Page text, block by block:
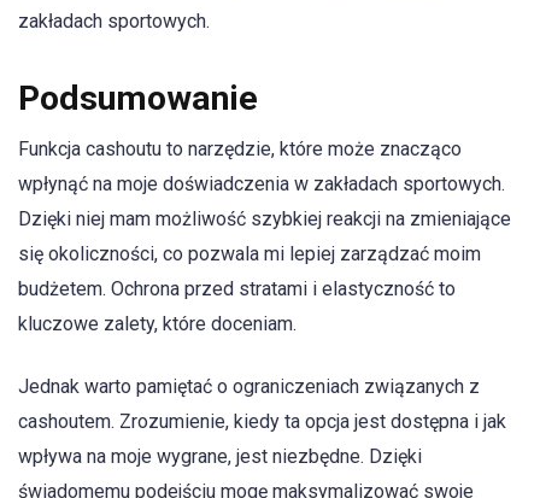
zakładach sportowych.
Podsumowanie
Funkcja cashoutu to narzędzie, które może znacząco
wpłynąć na moje doświadczenia w zakładach sportowych.
Dzięki niej mam możliwość szybkiej reakcji na zmieniające
się okoliczności, co pozwala mi lepiej zarządzać moim
budżetem. Ochrona przed stratami i elastyczność to
kluczowe zalety, które doceniam.
Jednak warto pamiętać o ograniczeniach związanych z
cashoutem. Zrozumienie, kiedy ta opcja jest dostępna i jak
wpływa na moje wygrane, jest niezbędne. Dzięki
świadomemu podejściu mogę maksymalizować swoje